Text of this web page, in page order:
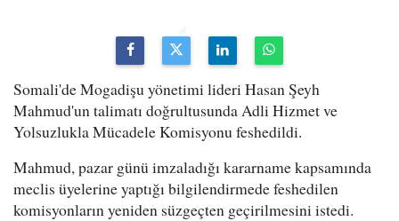
Somali'de Mogadişu yönetimi lideri Hasan Şeyh
Mahmud'un talimatı doğrultusunda Adli Hizmet ve
Yolsuzlukla Mücadele Komisyonu feshedildi.
Mahmud, pazar günü imzaladığı kararname kapsamında
meclis üyelerine yaptığı bilgilendirmede feshedilen
komisyonların yeniden süzgeçten geçirilmesini istedi.